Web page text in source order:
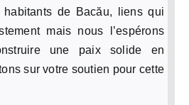
habitants de Bacău, liens qui
mais nous l’espérons
une paix solide en
sur votre soutien pour cette